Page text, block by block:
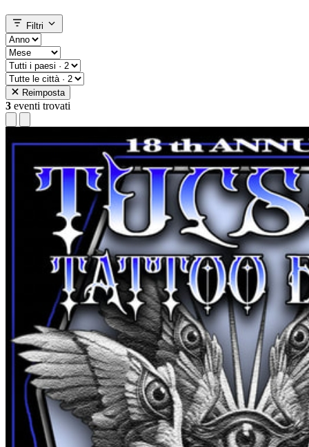
Filtri
Reimposta
3 eventi trovati